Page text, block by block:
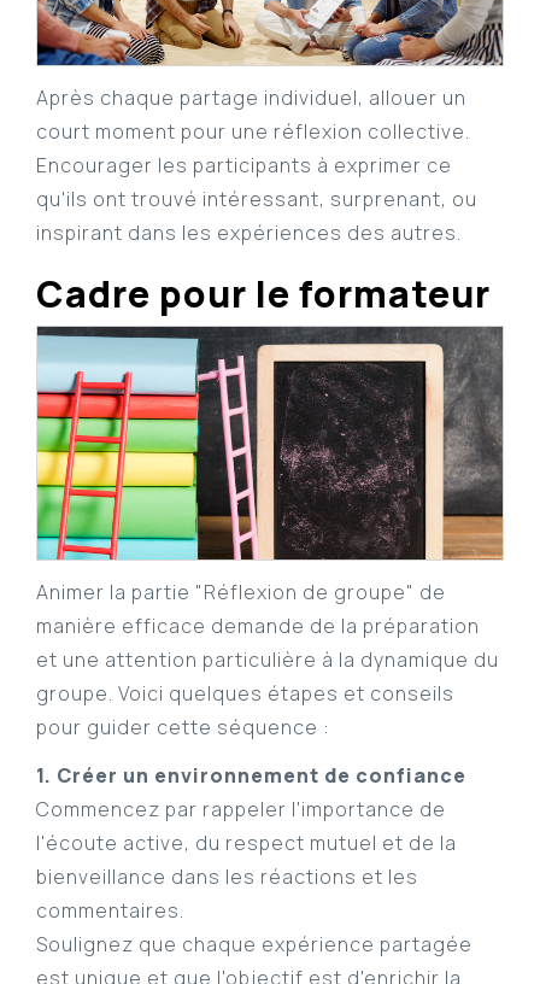
Après chaque partage individuel, allouer un
court moment pour une réflexion collective.
Encourager les participants à exprimer ce
qu'ils ont trouvé intéressant, surprenant, ou
inspirant dans les expériences des autres.
Cadre pour le formateur
Animer la partie "Réflexion de groupe" de
manière efficace demande de la préparation
et une attention particulière à la dynamique du
groupe. Voici quelques étapes et conseils
pour guider cette séquence :
1. Créer un environnement de confiance
Commencez par rappeler l'importance de
l'écoute active, du respect mutuel et de la
bienveillance dans les réactions et les
commentaires.
Soulignez que chaque expérience partagée
est unique et que l'objectif est d'enrichir la